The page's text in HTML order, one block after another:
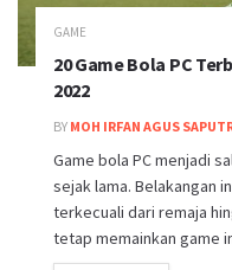
GAME
20 Game Bola PC
2022
BY MOH IRFAN AGUS
Game bola PC menjadi
sejak lama. Belakangan
terkecuali dari remaja
tetap memainkan game